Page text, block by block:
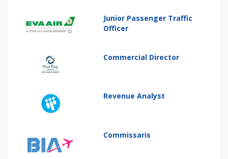
Junior Passenger Traffic
Officer
Commercial Director
Revenue Analyst
Commissaris